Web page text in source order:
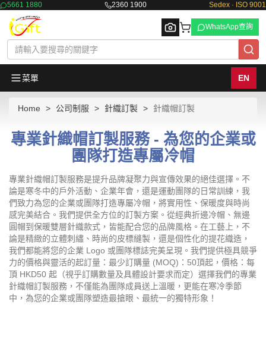
5661 1880 2360 1900 Sedex · ISO 9001
Browse
WhatsApp查詢
菜單 EN
Home 公司制服 針織訂製 針織帽訂製
專業針織帽訂製服務 - 為您的企業或
團隊打造專屬冷帽
專業針織帽訂製服務是提升品牌凝聚力與宣傳效果的絕佳選擇。不
論是寒冬中的戶外活動、企業年會，還是運動團隊的日常訓練，我
們致力為您的企業或團隊打造專屬冷帽，將實用性、保暖度與時尚
感完美結合。我們提供全方位的訂製方案。從經典折邊冷帽、無邊
圓帽到保暖雙層針織款式，皆能配合您的品牌風格。在工藝上，不
論是精緻的立體刺繡、時尚的皮標縫製，還是個性化的提花織造，
我們都能將您的企業 Logo 或團隊標誌完美呈現。我們提供極具競爭
力的價格與靈活的起訂量：最少訂購量 (MOQ)：50頂起，價格：每
頂 HKD50 起（視乎訂購數量及具體設計要求而定）選擇我們的專業
針織帽訂製服務，不僅能為團隊成員送上溫暖，更能在寒冷季節
中，為您的企業或團隊塑造最搶眼、最統一的獨特形象！